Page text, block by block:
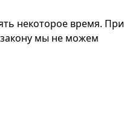
некоторое время. При
мы не можем